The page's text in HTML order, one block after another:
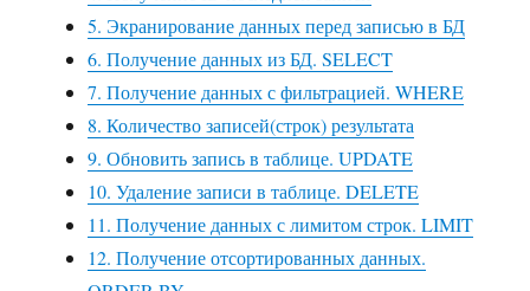
5. Экранирование данных перед записью в БД
6. Получение данных из БД. SELECT
7. Получение данных с фильтрацией. WHERE
8. Количество записей(строк) результата
9. Обновить запись в таблице. UPDATE
10. Удаление записи в таблице. DELETE
11. Получение данных с лимитом строк. LIMIT
12. Получение отсортированных данных.